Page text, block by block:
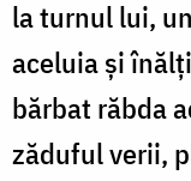
la turnul lui,
aceluia și
bărbat răbda
zăduful verii,